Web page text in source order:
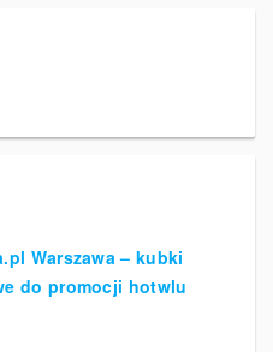
Warszawa – kubki
do promocji hotwlu